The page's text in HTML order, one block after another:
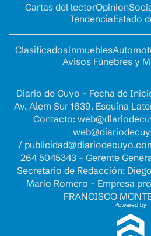
Cartas del lectorOpinion
TendenciaEstado
ClasificadosInmuebles
Avisos Fúnebres y
Diario de Cuyo - Fecha de
Av. Alem Sur 1639. Esquina
Contacto:
/
264 5045343 - Gerente
Secretario de Redacción:
Mario Romero - Empresa
FRANCISCO